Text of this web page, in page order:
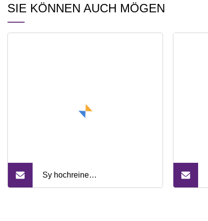
SIE KÖNNEN AUCH MÖGEN
Sy hochreine